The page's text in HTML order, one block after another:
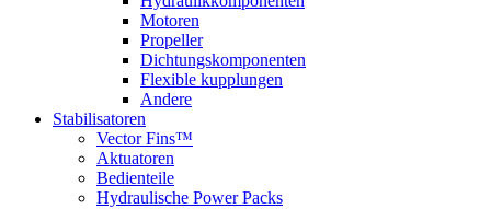
Motoren
Propeller
Dichtungskomponenten
Flexible kupplungen
Andere
Stabilisatoren
Vector Fins™
Aktuatoren
Bedienteile
Hydraulische Power Packs